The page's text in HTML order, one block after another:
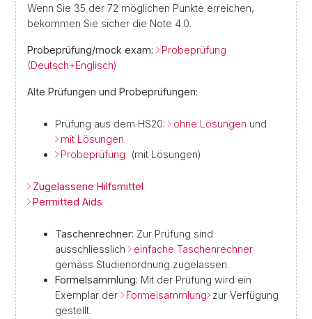
Wenn Sie 35 der 72 möglichen Punkte erreichen,
bekommen Sie sicher die Note 4.0.
Probeprüfung/mock exam:
Probeprüfung
(Deutsch+Englisch)
Alte Prüfungen und Probeprüfungen:
Prüfung aus dem HS20: ohne Lösungen und
mit Lösungen
Probeprüfung
(mit Lösungen)
Zugelassene Hilfsmittel
Permitted Aids
Taschenrechner: Zur Prüfung sind
ausschliesslich
einfache Taschenrechner
gemäss Studienordnung zugelassen.
Formelsammlung: Mit der Prüfung wird ein
Exemplar der
Formelsammlung zur Verfügung
gestellt.